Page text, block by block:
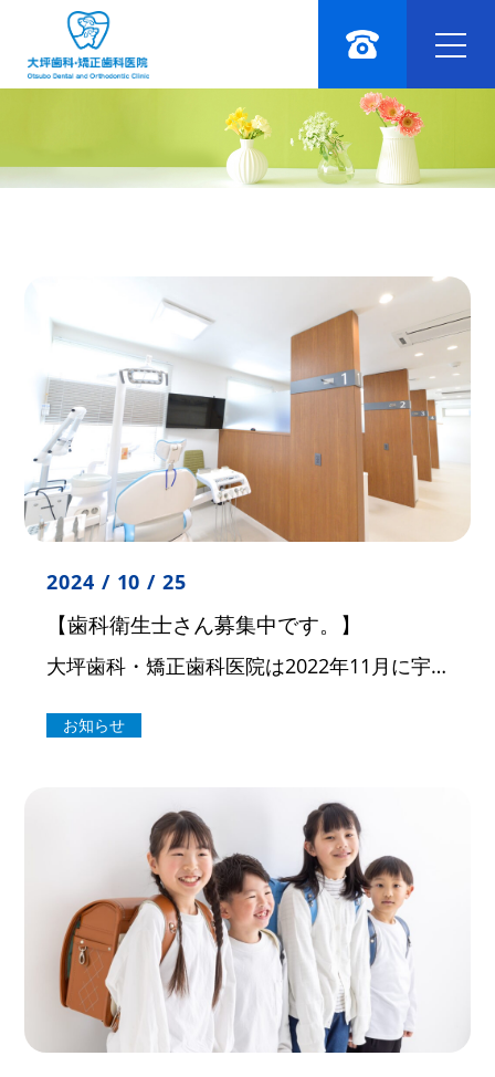
2024 / 10 / 25
【歯科衛生士さん募集中です。】
大坪歯科・矯正歯科医院は2022年11月に宇都宮市峰にリニューアル開院した歯科医院です。 残業はほぼなく、みんなで協力し合う体制が整っているので、有給も取りやすく、プライベートを大切にしながら働くことができます。 新しい […]
お知らせ